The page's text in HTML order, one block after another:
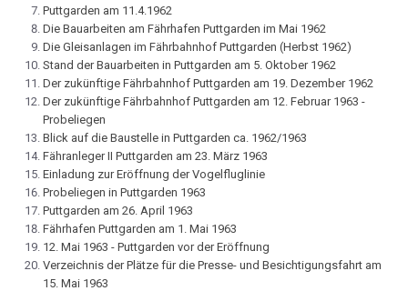
Puttgarden am 11.4.1962
Die Bauarbeiten am Fährhafen Puttgarden im Mai 1962
Die Gleisanlagen im Fährbahnhof Puttgarden (Herbst 1962)
Stand der Bauarbeiten in Puttgarden am 5. Oktober 1962
Der zukünftige Fährbahnhof Puttgarden am 19. Dezember 1962
Der zukünftige Fährbahnhof Puttgarden am 12. Februar 1963 -
Probeliegen
Blick auf die Baustelle in Puttgarden ca. 1962/1963
Fähranleger II Puttgarden am 23. März 1963
Einladung zur Eröffnung der Vogelfluglinie
Probeliegen in Puttgarden 1963
Puttgarden am 26. April 1963
Fährhafen Puttgarden am 1. Mai 1963
12. Mai 1963 - Puttgarden vor der Eröffnung
Verzeichnis der Plätze für die Presse- und Besichtigungsfahrt am
15. Mai 1963